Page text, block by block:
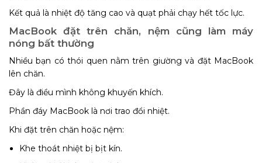
Kết quả là nhiệt độ tăng cao và quạt phải chạy hết tốc lực.
MacBook đặt trên chăn, nệm cũng làm máy
nóng bất thường
Nhiều bạn có thói quen nằm trên giường và đặt MacBook
lên chăn.
Đây là điều mình không khuyến khích.
Phần đáy MacBook là nơi trao đổi nhiệt.
Khi đặt trên chăn hoặc nệm:
Khe thoát nhiệt bị bịt kín.